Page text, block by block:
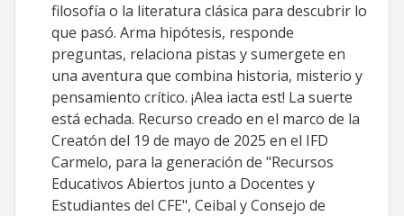
filosofía o la literatura clásica para descubrir lo
que pasó. Arma hipótesis, responde
preguntas, relaciona pistas y sumergete en
una aventura que combina historia, misterio y
pensamiento crítico. ¡Alea iacta est! La suerte
está echada. Recurso creado en el marco de la
Creatón del 19 de mayo de 2025 en el IFD
Carmelo, para la generación de "Recursos
Educativos Abiertos junto a Docentes y
Estudiantes del CFE", Ceibal y Consejo de